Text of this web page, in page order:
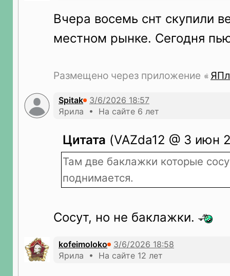
Вчера восемь снт скупили
местном рынке. Сегодня
Размещено через приложение
Spitak
Ярила • На сайте 6 лет
Цитата (VAZda12 @ 3 июн
Там две баклажки которые
поднимается.
Сосут, но не баклажки.
kofeimoloko
Ярила • На сайте 12 лет